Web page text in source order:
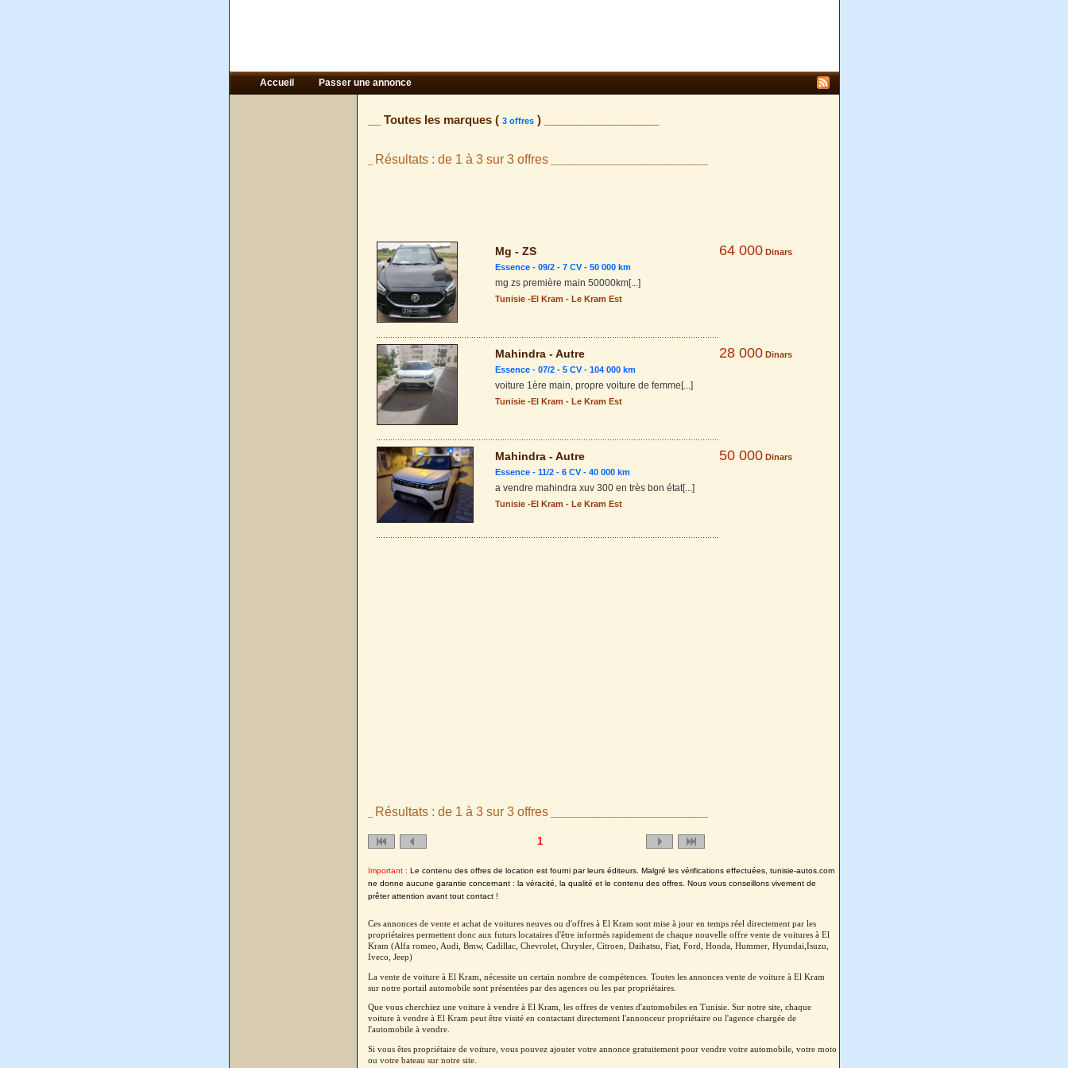
Accueil Passer une annonce
__ Toutes les marques ( 3 offres) __________________
Résultats : de 1 à 3 sur 3 offres_________________________________
Mg - ZS 64 000 Dinars
Essence - 09/2 - 7 CV - 50 000 km
mg zs première main 50000km[...]
Tunisie-El Kram - Le Kram Est
Mahindra - Autre 28 000 Dinars
Essence - 07/2 - 5 CV - 104 000 km
voiture 1ère main, propre voiture de femme [...]
Tunisie-El Kram - Le Kram Est
Mahindra - Autre 50 000 Dinars
Essence - 11/2 - 6 CV - 40 000 km
a vendre mahindra xuv 300 en très bon état[...]
Tunisie-El Kram - Le Kram Est
Résultats : de 1 à 3 sur 3 offres_________________________________
1
Important : Le contenu des offres de location est fourni par leurs éditeurs. Malgré les vérifications effectuées, tunisie-autos.com
ne donne aucune garantie concernant : la véracité, la qualité et le contenu des offres. Nous vous conseillons vivement de
prêter attention avant tout contact !
Ces annonces de vente et achat de voitures neuves ou d'offres à El Kram sont mise à jour en temps réel directement par les
propriétaires permettent donc aux futurs locataires d'être informés rapidement de chaque nouvelle offre vente de voitures à El
Kram (Alfa romeo, Audi, Bmw, Cadillac, Chevrolet, Chrysler, Citroen, Daihatsu, Fiat, Ford, Honda, Hummer, Hyundai,Isuzu,
Iveco, Jeep)
La vente de voiture à El Kram, nécessite un certain nombre de compétences. Toutes les annonces vente de voiture à El Kram
sur notre portail automobile sont présentées par des agences ou les par propriétaires.
Que vous cherchiez une voiture à vendre à El Kram, les offres de ventes d'automobiles en Tunisie. Sur notre site, chaque
voiture à vendre à El Kram peut être visité en contactant directement l'annonceur propriétaire ou l'agence chargée de
l'automobile à vendre.
Si vous êtes propriétaire de voiture, vous pouvez ajouter votre annonce gratuitement pour vendre votre automobile, votre moto
ou votre bateau sur notre site.